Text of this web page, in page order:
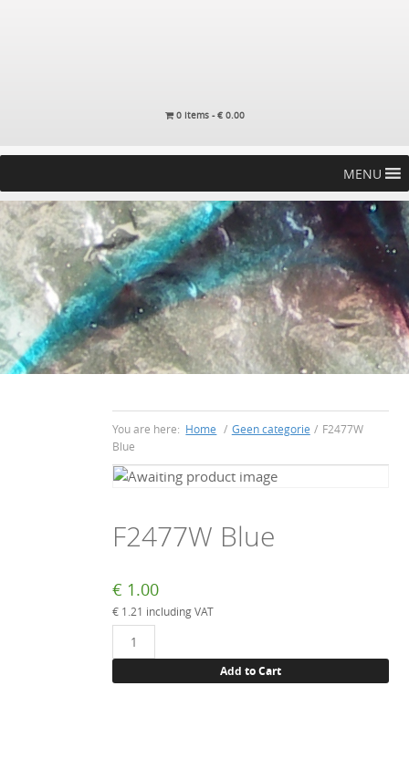
0 items -€0.00
MENU
You are here: Home / Geen categorie / F2477W
Blue
F2477W Blue
€ 1.00
€ 1.21 including VAT
F2477W
Blue
Add to Cart